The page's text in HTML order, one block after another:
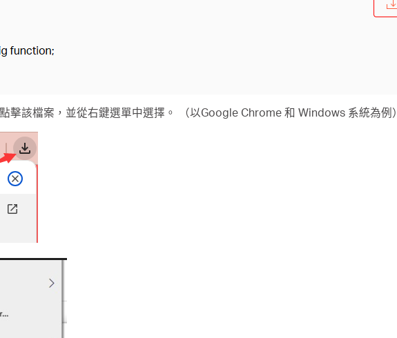
擊該檔案，並從右鍵選單中選擇。 （以Google Chrome 和 Windows 系統為例）